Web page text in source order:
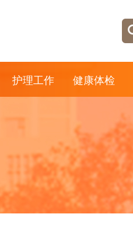
护理工作
护理教学
天使风采
健康体检
体检指南
体检套餐
健康管理
健康快车